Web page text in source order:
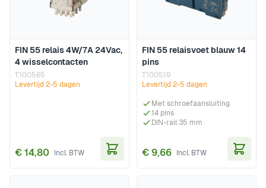
FIN 55 relais 4W/7A 24Vac,
4 wisselcontacten
T100565
Levertijd 2-5 dagen
€ 14,80
FIN 55 relaisvoet blauw 14
pins
T100519
Levertijd 2-5 dagen
Met schroefaansluiting
14 pins
DIN-rail 35 mm
€ 9,66